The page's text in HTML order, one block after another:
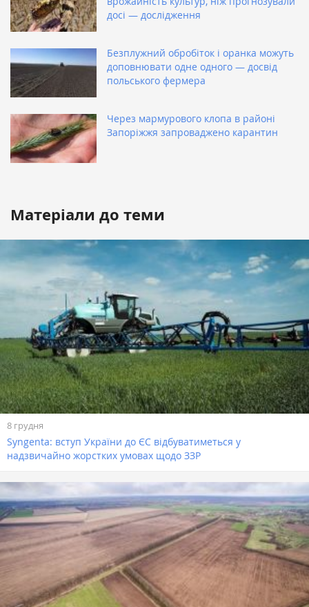
досі — дослідження
Безплужний обробіток і оранка можуть
доповнювати одне одного — досвід
польського фермера
Через мармурового клопа в районі
Запоріжжя запроваджено карантин
Матеріали до теми
8 грудня
Syngenta: вступ України до ЄС відбуватиметься у
надзвичайно жорстких умовах щодо ЗЗР